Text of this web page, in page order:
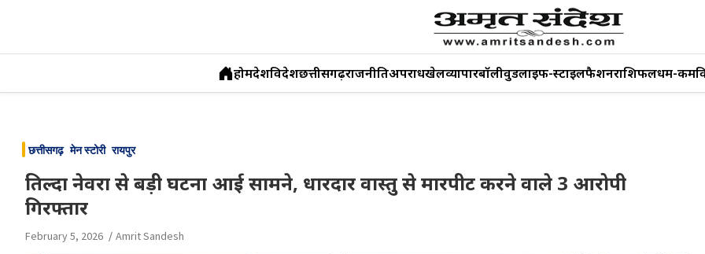
content
होमदेशविदेशछत्तीसगढ़राजनीतिअपराधखेलव्यापारबॉलीवुडलाइफ-स्टाइलफैशनराशिफलधर्म-कर्म
छत्तीसगढ़ मेन स्टोरी रायपुर
तिल्दा नेवरा से बड़ी घटना आई सामने, धारदार वास्तु से मारपीट करने वाले 3 आरोपी
गिरफ्तार
February 5, 2026 Amrit Sandesh